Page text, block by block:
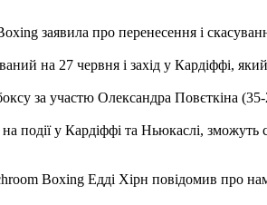
заявила про перенесення і
на 27 червня і захід у Кардіффі,
за участю Олександра Повєткіна
події у Кардіффі та Ньюкаслі,
Boxing Едді Хірн повідомив про